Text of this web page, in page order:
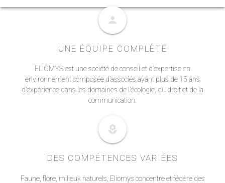
person
UNE ÉQUIPE COMPLÈTE
ELIOMYS est une société de conseil et d’expertise en
environnement composée d’associés ayant plus de 15 ans
d’expérience dans les domaines de l’écologie, du droit et de la
communication.
local_florist
DES COMPÉTENCES VARIÉES
Faune, flore, milieux naturels, Eliomys concentre et fédère des